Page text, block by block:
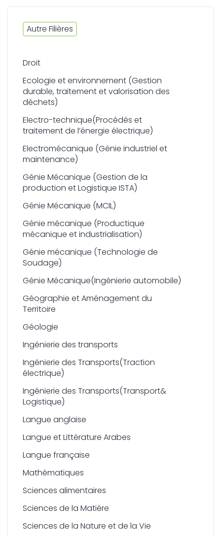
Autre Filières
Droit
Ecologie et environnement (Gestion
durable, traitement et valorisation des
déchets)
Electro-technique(Procédés et
traitement de l’énergie électrique)
Electromécanique (Génie industriel et
maintenance)
Génie Mécanique (Gestion de la
production et Logistique ISTA)
Génie Mécanique (MCIL)
Génie mécanique (Productique
mécanique et industrialisation)
Génie mécanique (Technologie de
Soudage)
Génie Mécanique(Ingénierie automobile)
Géographie et Aménagement du
Territoire
Géologie
Ingénierie des transports
Ingénierie des Transports(Traction
électrique)
Ingénierie des Transports(Transport&
Logistique)
Langue anglaise
Langue et Littérature Arabes
Langue française
Mathématiques
Sciences alimentaires
Sciences de la Matière
Sciences de la Nature et de la Vie